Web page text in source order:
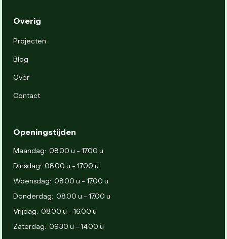
Overig
Projecten
Blog
Over
Contact
Openingstijden
Maandag: 08.00 u - 17.00 u
Dinsdag: 08.00 u - 17.00 u
Woensdag: 08.00 u - 17.00 u
Donderdag: 08.00 u - 17.00 u
Vrijdag: 08.00 u - 16.00 u
Zaterdag: 09.30 u - 14.00 u